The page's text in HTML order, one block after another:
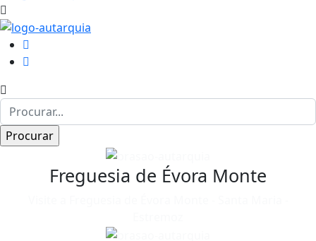
Freguesia de Évora Monte